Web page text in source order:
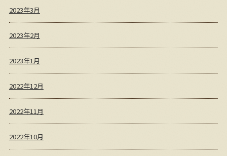
2023年3月
2023年2月
2023年1月
2022年12月
2022年11月
2022年10月